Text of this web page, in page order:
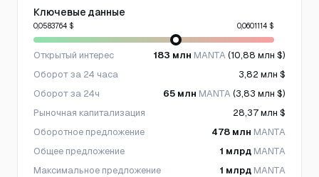
Ключевые данные
0,0583764 $ 0,0601114 $
Открытый интерес 183 млн MANTA(10,88 млн $)
Оборот за 24 часа
3,82 млн $
Оборот за 24ч
65 млн MANTA(3,83 млн $)
Рыночная капитализация
28,37 млн $
Оборотное предложение
478 млн MANTA
Общее предложение
1 млрд MANTA
Максимальное предложение
1 млрд MANTA